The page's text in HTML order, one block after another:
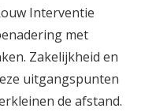
Interventie
met
Zakelijkheid en
uitgangspunten
de afstand.